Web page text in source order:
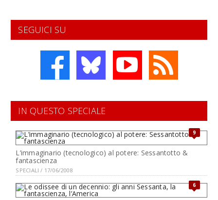
SEGUICI SU
IN QUESTO SPECIALE
9
L’immaginario (tecnologico) al potere: Sessantotto &
fantascienza
SPECIALI / 17/06/2008
6